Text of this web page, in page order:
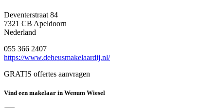
Deventerstraat 84
7321 CB Apeldoorn
Nederland
055 366 2407
https://www.deheusmakelaardij.nl/
GRATIS offertes aanvragen
Vind een makelaar in Wenum Wiesel